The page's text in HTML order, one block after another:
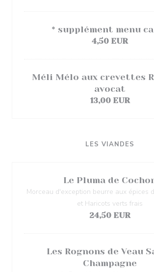
* supplément menu
4,50 EUR
Méli Mélo aux crevettes
avocat
13,00 EUR
LES VIANDES
Le Pluma de
Morceau d'exception beurre aux épices
et Haricots verts frais
24,50 EUR
Les Rognons de Veau
Champagne